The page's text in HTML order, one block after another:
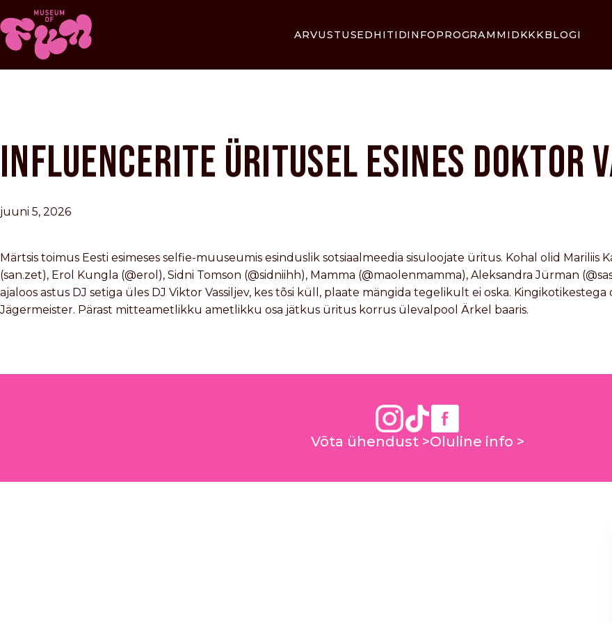
ARVUSTUSEDHITIDINFOPROGRAMMIDKKKBLOGI
INFLUENCERITE ÜRITUSEL ESINES DOKTOR
juuni 5, 2026
Märtsis toimus Eesti esimeses selfie-muuseumis esinduslik sotsiaalmeedia sisuloojate üritus. Kohal olid Mariliis
(san.zet), Erol Kungla (@erol), Sidni Tomson (@sidniihh), Mamma (@maolenmamma), Aleksandra Jürman
ajaloos astus DJ setiga üles DJ Viktor Vassiljev, kes tõsi küll, plaate mängida tegelikult ei oska. Kingikotikestega
Jägermeister. Pärast mitteametlikku ametlikku osa jätkus üritus korrus ülevalpool Ärkel baaris.
Võta ühendust Oluline info